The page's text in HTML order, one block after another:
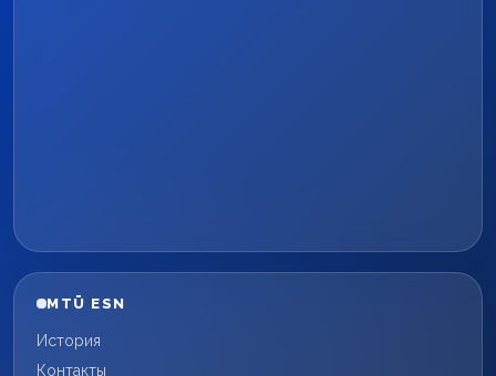
MTÜ ESN
История
Контакты